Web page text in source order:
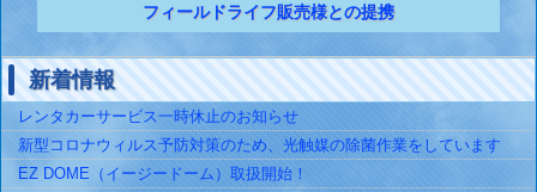
フィールドライフ販売様との提携
新着情報
レンタカーサービス一時休止のお知らせ
新型コロナウィルス予防対策のため、光触媒の除菌作業をしています
EZ DOME（イージードーム）取扱開始！